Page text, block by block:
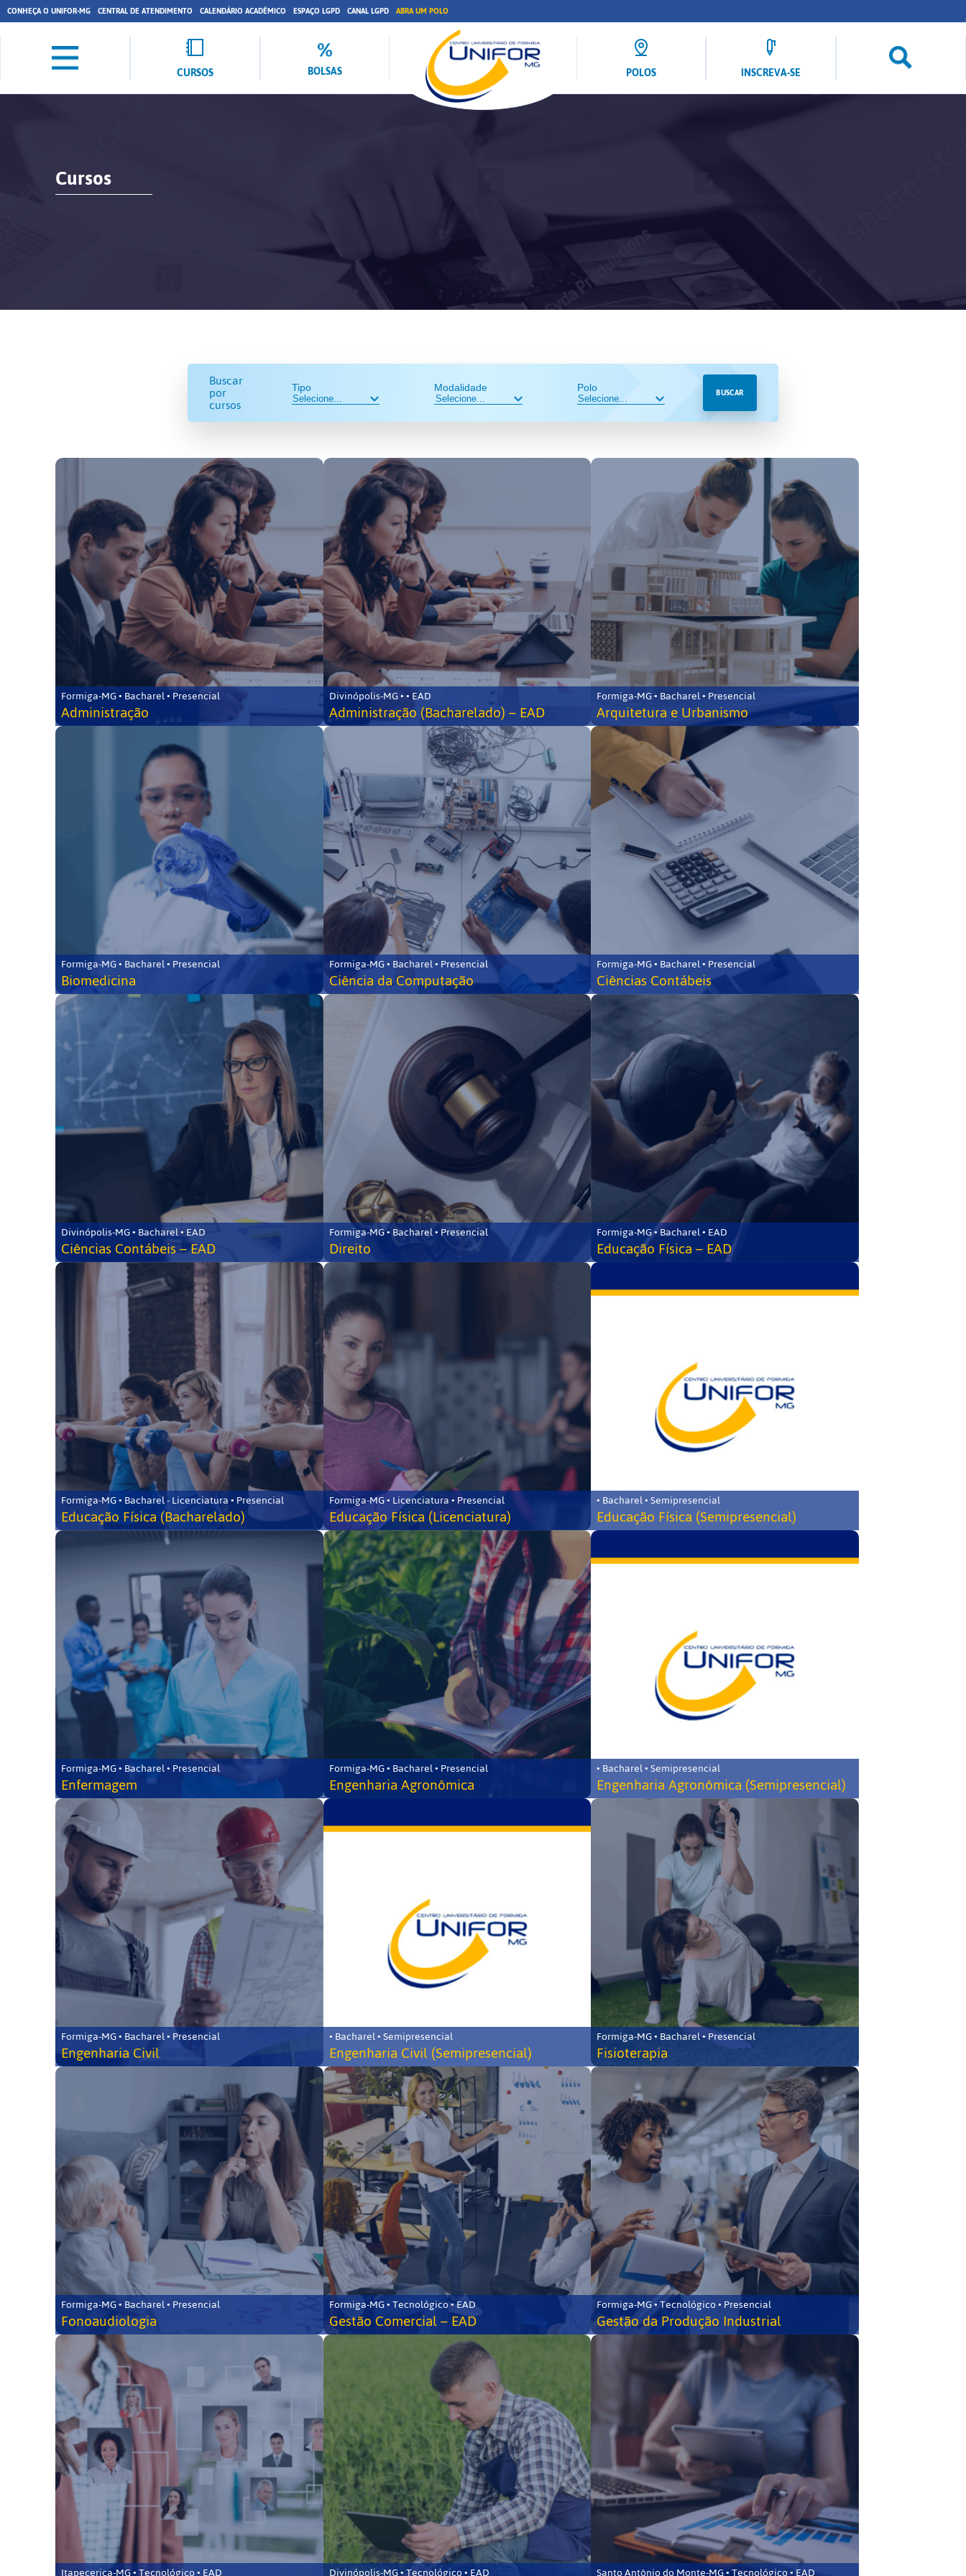
CONHEÇA O UNIFOR-MG CENTRAL DE ATENDIMENTO CALENDÁRIO ACADÊMICO ESPAÇO LGPD CANAL LGPD ABRA UM POLO
CURSOS BOLSAS POLOS INSCREVA-SE
Cursos
Buscar
por
cursos
Tipo Modalidade Polo BUSCAR
Formiga-MG • Bacharel • Presencial
Administração
Divinópolis-MG • • EAD
Administração (Bacharelado) – EAD
Formiga-MG • Bacharel • Presencial
Arquitetura e Urbanismo
Formiga-MG • Bacharel • Presencial
Biomedicina
Formiga-MG • Bacharel • Presencial
Ciência da Computação
Formiga-MG • Bacharel • Presencial
Ciências Contábeis
Divinópolis-MG • Bacharel • EAD
Ciências Contábeis – EAD
Formiga-MG • Bacharel • Presencial
Direito
Formiga-MG • Bacharel • EAD
Educação Física – EAD
Formiga-MG • Bacharel - Licenciatura • Presencial
Educação Física (Bacharelado)
Formiga-MG • Licenciatura • Presencial
Educação Física (Licenciatura)
• Bacharel • Semipresencial
Educação Física (Semipresencial)
Formiga-MG • Bacharel • Presencial
Enfermagem
Formiga-MG • Bacharel • Presencial
Engenharia Agronômica
• Bacharel • Semipresencial
Engenharia Agronômica (Semipresencial)
Formiga-MG • Bacharel • Presencial
Engenharia Civil
• Bacharel • Semipresencial
Engenharia Civil (Semipresencial)
Formiga-MG • Bacharel • Presencial
Fisioterapia
Formiga-MG • Bacharel • Presencial
Fonoaudiologia
Formiga-MG • Tecnológico • EAD
Gestão Comercial – EAD
Formiga-MG • Tecnológico • Presencial
Gestão da Produção Industrial